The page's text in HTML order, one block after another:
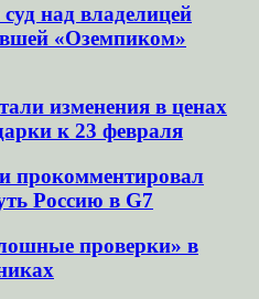
над владелицей
«Оземпиком»
изменения в ценах
к 23 февраля
Россию в G7
проверки» в